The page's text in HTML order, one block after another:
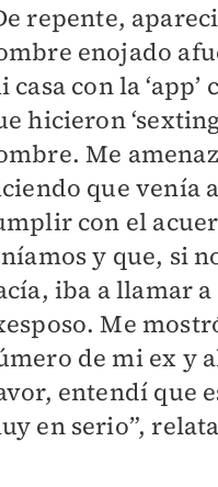
repente,
enojado
casa con la ‘app’
hicieron
Me
que venía a
con el
y que, si
iba a llamar
Me
de mi ex y
entendí que
en serio”,